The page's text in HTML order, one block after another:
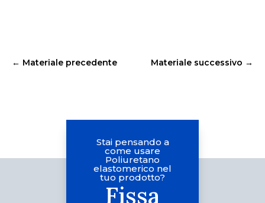
← Materiale precedente Materiale successivo →
Stai pensando a
come usare
Poliuretano
elastomerico nel
tuo prodotto?
Fissa